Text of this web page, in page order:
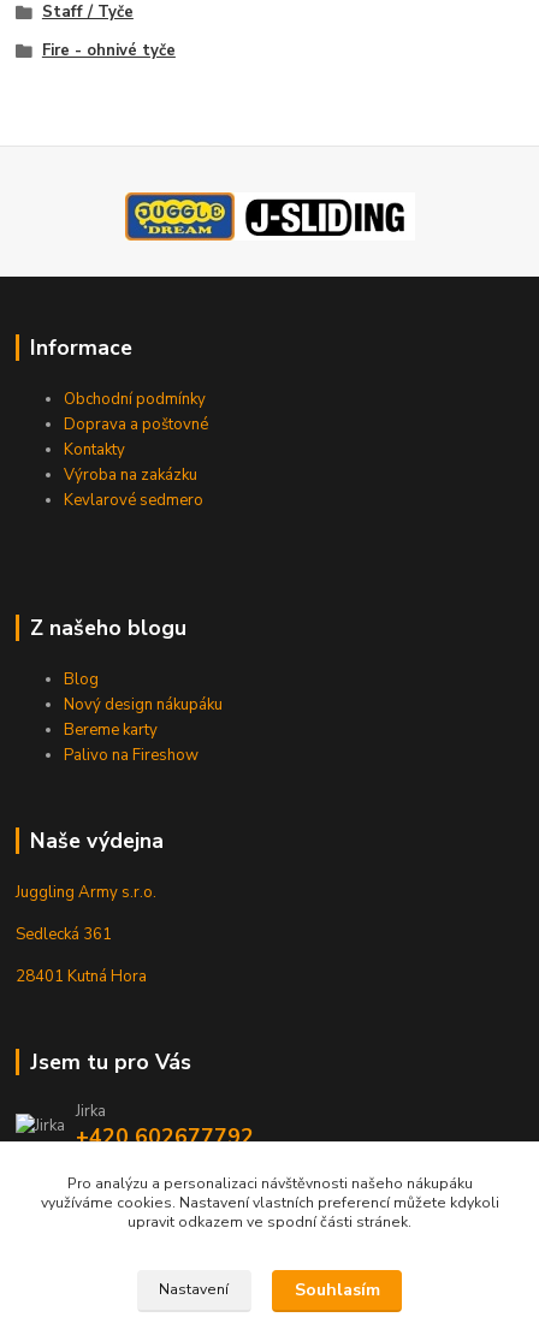
Staff / Tyče
Fire - ohnivé tyče
Informace
Obchodní podmínky
Doprava a poštovné
Kontakty
Výroba na zakázku
Kevlarové sedmero
Z našeho blogu
Blog
Nový design nákupáku
Bereme karty
Palivo na Fireshow
Naše výdejna
Juggling Army s.r.o.
Sedlecká 361
28401 Kutná Hora
Jsem tu pro Vás
Jirka
+420 602677792
info@jarmy.cz
Pro analýzu a personalizaci návštěvnosti našeho nákupáku
využíváme cookies. Nastavení vlastních preferencí můžete kdykoli
upravit odkazem ve spodní části stránek.
Nastavení Souhlasím